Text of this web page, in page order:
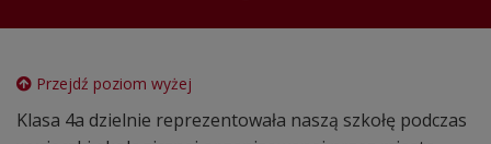
Przejdź poziom wyżej
Klasa 4a dzielnie reprezentowała naszą szkołę podczas